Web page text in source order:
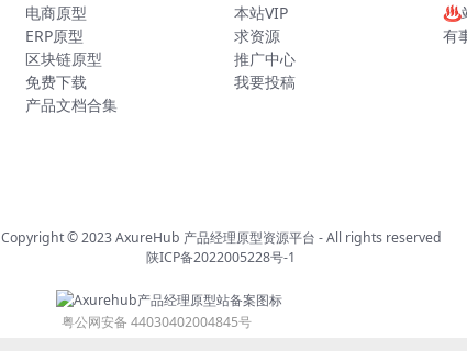
电商原型
ERP原型
区块链原型
免费下载
产品文档合集
本站VIP
求资源
推广中心
我要投稿
♨️
有
Copyright © 2023AxureHub 产品经理原型资源平台 - All rights reserved
陕ICP备2022005228号-1
粤公网安备 44030402004845号